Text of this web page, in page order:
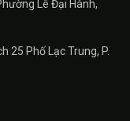
Lê Đại Hành,
25 Phố Lạc Trung, P.